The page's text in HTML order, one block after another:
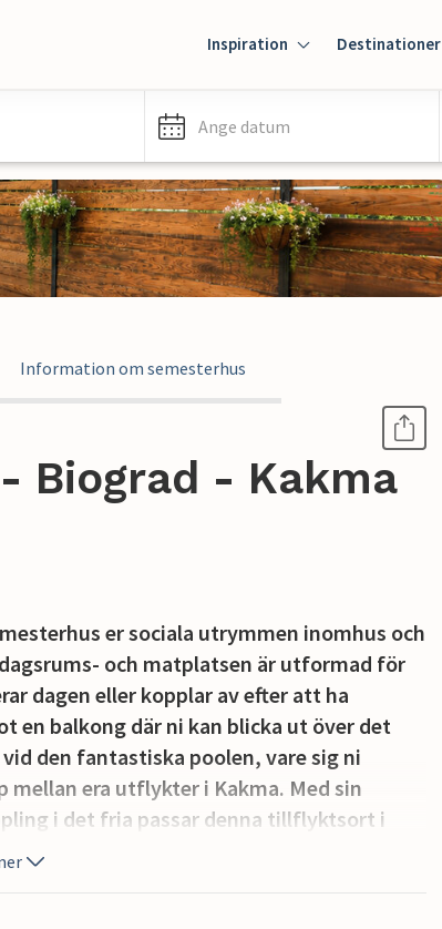
Inspiration Destinationer
Ange datum
Information om semesterhus
Biograd - Kakma
er sociala utrymmen inomhus och
och matplatsen är utformad för
dagen eller kopplar av efter att ha
balkong där ni kan blicka ut över det
den fantastiska poolen, vare sig ni
era utflykter i Kakma. Med sin
i det fria passar denna tillflyktsort i
och en lantlig miljö.
omgivet av olivlundar, vingårdar och